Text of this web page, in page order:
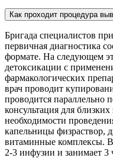
Как проходит процедура
Бригада специалистов
первичная диагностика
формате. На следующем
детоксикации с
фармакологических
врач проводит
проводится параллельно
консультация для
необходимости
капельницы физраствор,
витаминные комплексы. В
2-3 инфузии и занимает 3